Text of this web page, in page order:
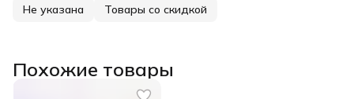
Не указана Товары со скидкой
Похожие товары